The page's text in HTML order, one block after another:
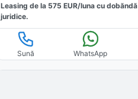
Leasing de la 575 EUR/luna cu dobăndă
juridice.
Sună WhatsApp